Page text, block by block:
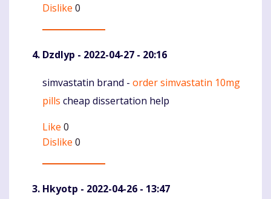
Dislike 0
Dzdlyp - 2022-04-27 - 20:16
Komentaras
simvastatin brand - order simvastatin 10mg
pills cheap dissertation help
Like 0
Dislike 0
Hkyotp - 2022-04-26 - 13:47